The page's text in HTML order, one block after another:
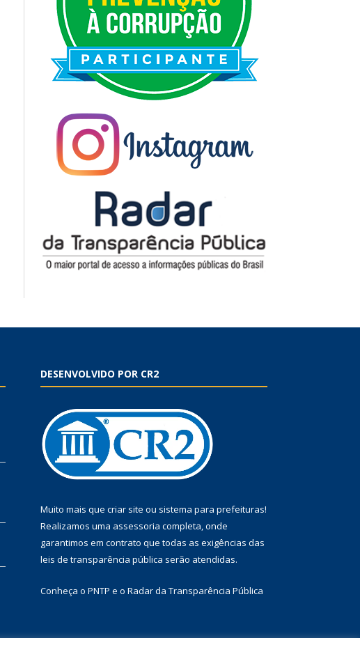
DESENVOLVIDO POR CR2
Muito mais que criar site ou sistema para prefeituras!
Realizamos uma assessoria completa, onde
garantimos em contrato que todas as exigências das
leis de transparência pública serão atendidas.
Conheça o PNTP e o Radar da Transparência Pública